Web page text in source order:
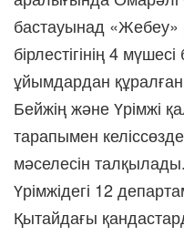
бастауынад «Жебеу»
бірлестігінің 4
ұйымдардан
Бейжің және Үрімжі
тарапымен
мәселесін
Үрімжідегі 12
Қытайдағы